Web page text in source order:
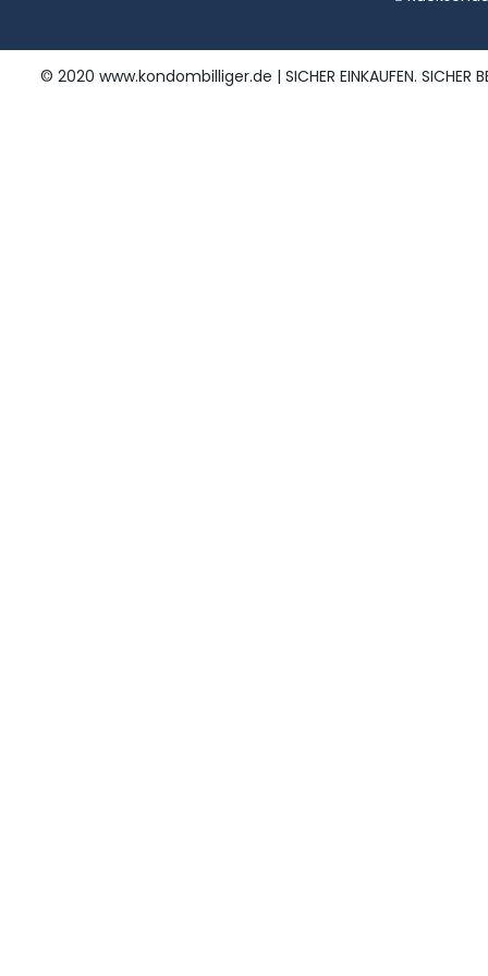
© 2020 www.kondombilliger.de | SICHER EINKAUFEN. SICHER